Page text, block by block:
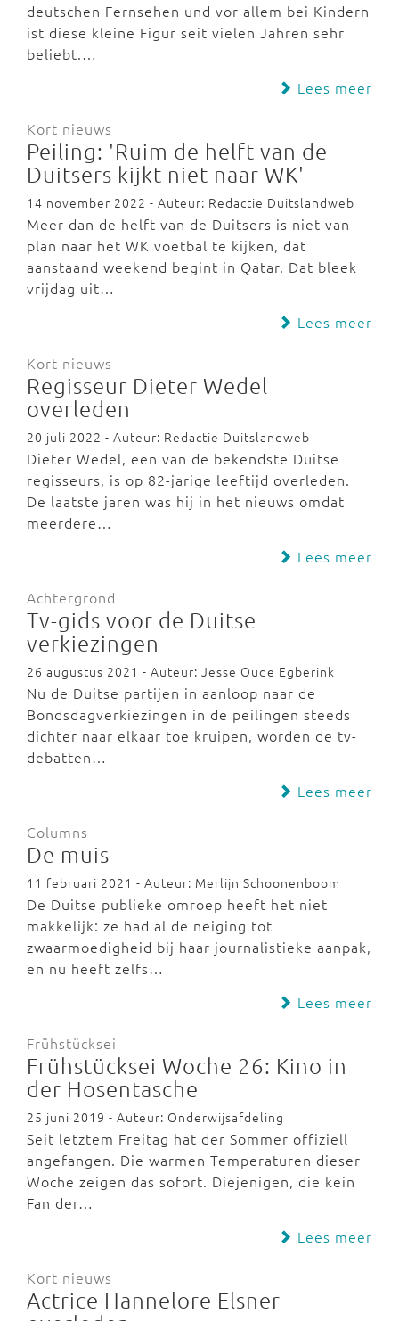
deutschen Fernsehen und vor allem bei Kindern
ist diese kleine Figur seit vielen Jahren sehr
beliebt.…
Lees meer
Kort nieuws
Peiling: 'Ruim de helft van de
Duitsers kijkt niet naar WK'
14 november 2022 - Auteur: Redactie Duitslandweb
Meer dan de helft van de Duitsers is niet van
plan naar het WK voetbal te kijken, dat
aanstaand weekend begint in Qatar. Dat bleek
vrijdag uit…
Lees meer
Kort nieuws
Regisseur Dieter Wedel
overleden
20 juli 2022 - Auteur: Redactie Duitslandweb
Dieter Wedel, een van de bekendste Duitse
regisseurs, is op 82-jarige leeftijd overleden.
De laatste jaren was hij in het nieuws omdat
meerdere…
Lees meer
Achtergrond
Tv-gids voor de Duitse
verkiezingen
26 augustus 2021 - Auteur: Jesse Oude Egberink
Nu de Duitse partijen in aanloop naar de
Bondsdagverkiezingen in de peilingen steeds
dichter naar elkaar toe kruipen, worden de tv-
debatten…
Lees meer
Columns
De muis
11 februari 2021 - Auteur: Merlijn Schoonenboom
De Duitse publieke omroep heeft het niet
makkelijk: ze had al de neiging tot
zwaarmoedigheid bij haar journalistieke aanpak,
en nu heeft zelfs…
Lees meer
Frühstücksei
Frühstücksei Woche 26: Kino in
der Hosentasche
25 juni 2019 - Auteur: Onderwijsafdeling
Seit letztem Freitag hat der Sommer offiziell
angefangen. Die warmen Temperaturen dieser
Woche zeigen das sofort. Diejenigen, die kein
Fan der…
Lees meer
Kort nieuws
Actrice Hannelore Elsner